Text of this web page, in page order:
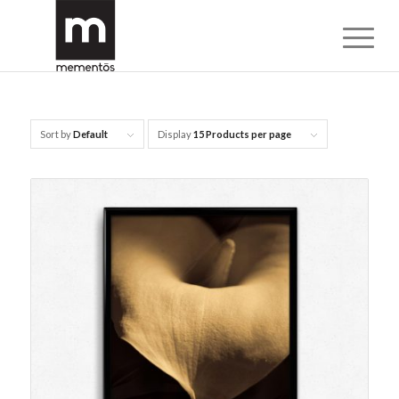
Sort byDefault Display15 Products per page